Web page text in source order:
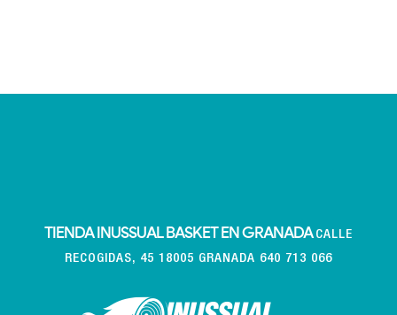
TIENDA INUSSUAL BASKET EN GRANADA CALLE
RECOGIDAS, 45 18005 GRANADA 640 713 066